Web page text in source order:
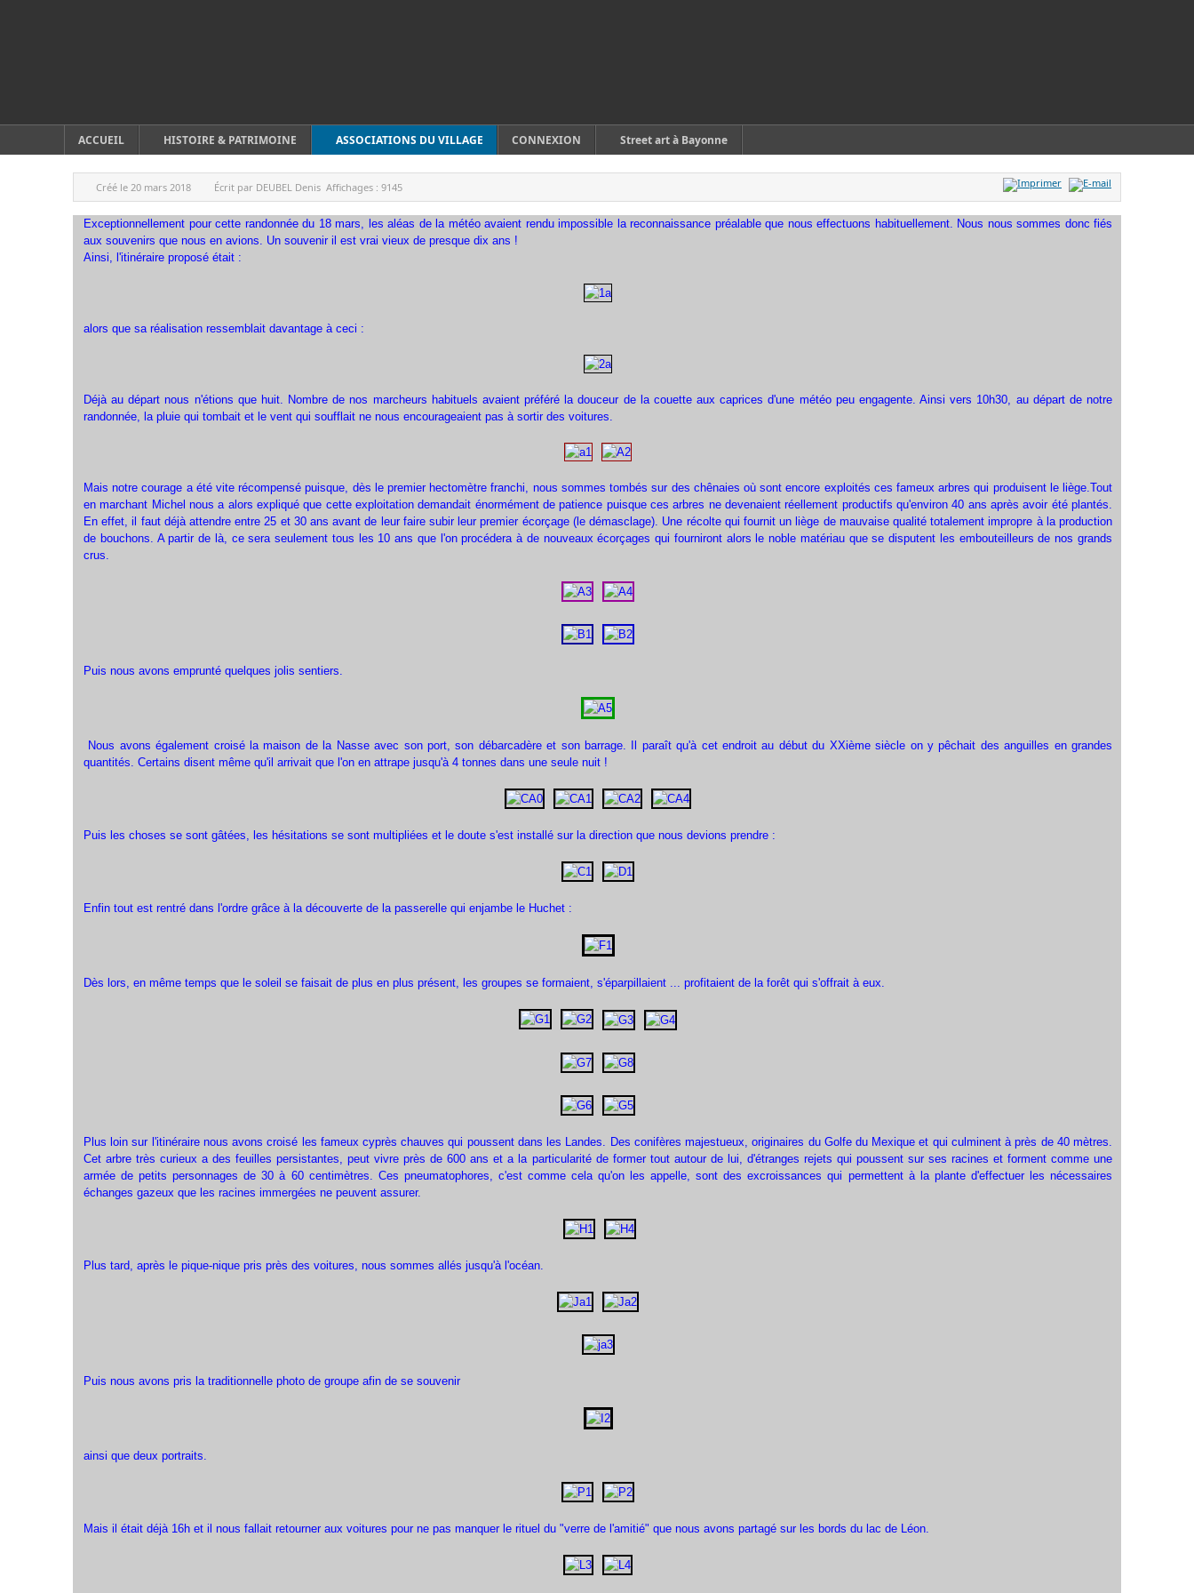
ACCUEIL HISTOIRE & PATRIMOINE ASSOCIATIONS DU VILLAGE CONNEXION Street art à Bayonne
Créé le 20 mars 2018 Écrit par DEUBEL Denis Affichages : 9145
Exceptionnellement pour cette randonnée du 18 mars, les aléas de la météo avaient rendu impossible la reconnaissance préalable que nous effectuons habituellement. Nous nous sommes donc fiés
aux souvenirs que nous en avions. Un souvenir il est vrai vieux de presque dix ans !
Ainsi, l'itinéraire proposé était :
alors que sa réalisation ressemblait davantage à ceci :
Déjà au départ nous n'étions que huit. Nombre de nos marcheurs habituels avaient préféré la douceur de la couette aux caprices d'une météo peu engagente. Ainsi vers 10h30, au départ de notre
randonnée, la pluie qui tombait et le vent qui soufflait ne nous encourageaient pas à sortir des voitures.
Mais notre courage a été vite récompensé puisque, dès le premier hectomètre franchi, nous sommes tombés sur des chênaies où sont encore exploités ces fameux arbres qui produisent le liège.Tout
en marchant Michel nous a alors expliqué que cette exploitation demandait énormément de patience puisque ces arbres ne devenaient réellement productifs qu'environ 40 ans après avoir été plantés.
En effet, il faut déjà attendre entre 25 et 30 ans avant de leur faire subir leur premier écorçage (le démasclage). Une récolte qui fournit un liège de mauvaise qualité totalement impropre à la production
de bouchons. A partir de là, ce sera seulement tous les 10 ans que l'on procédera à de nouveaux écorçages qui fourniront alors le noble matériau que se disputent les embouteilleurs de nos grands
crus.
Puis nous avons emprunté quelques jolis sentiers.
Nous avons également croisé la maison de la Nasse avec son port, son débarcadère et son barrage. Il paraît qu'à cet endroit au début du XXième siècle on y pêchait des anguilles en grandes
quantités. Certains disent même qu'il arrivait que l'on en attrape jusqu'à 4 tonnes dans une seule nuit !
Puis les choses se sont gâtées, les hésitations se sont multipliées et le doute s'est installé sur la direction que nous devions prendre :
Enfin tout est rentré dans l'ordre grâce à la découverte de la passerelle qui enjambe le Huchet :
Dès lors, en même temps que le soleil se faisait de plus en plus présent, les groupes se formaient, s'éparpillaient ... profitaient de la forêt qui s'offrait à eux.
Plus loin sur l'itinéraire nous avons croisé les fameux cyprès chauves qui poussent dans les Landes. Des conifères majestueux, originaires du Golfe du Mexique et qui culminent à près de 40 mètres.
Cet arbre très curieux a des feuilles persistantes, peut vivre près de 600 ans et a la particularité de former tout autour de lui, d'étranges rejets qui poussent sur ses racines et forment comme une
armée de petits personnages de 30 à 60 centimètres. Ces pneumatophores, c'est comme cela qu'on les appelle, sont des excroissances qui permettent à la plante d'effectuer les nécessaires
échanges gazeux que les racines immergées ne peuvent assurer.
Plus tard, après le pique-nique pris près des voitures, nous sommes allés jusqu'à l'océan.
Puis nous avons pris la traditionnelle photo de groupe afin de se souvenir
ainsi que deux portraits.
Mais il était déjà 16h et il nous fallait retourner aux voitures pour ne pas manquer le rituel du "verre de l'amitié" que nous avons partagé sur les bords du lac de Léon.